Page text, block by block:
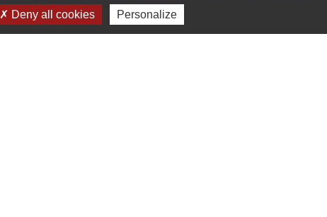
Deny all cookies Personalize